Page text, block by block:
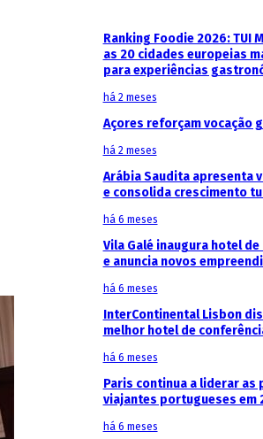
Ranking Foodie 2026: TUI
as 20 cidades europeias
para experiências
há 2 meses
Açores reforçam vocação
há 2 meses
Arábia Saudita apresenta
e consolida crescimento
há 6 meses
Vila Galé inaugura hotel de
e anuncia novos
há 6 meses
InterContinental Lisbon
melhor hotel de
há 6 meses
Paris continua a liderar as
viajantes portugueses em
há 6 meses